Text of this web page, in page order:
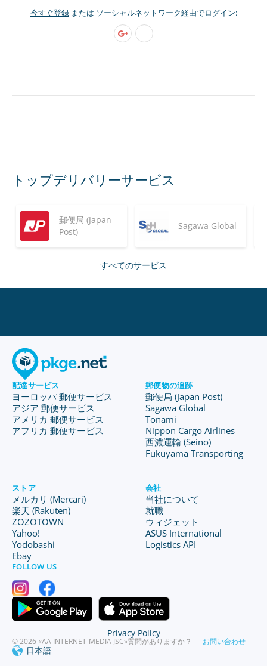
今すぐ登録または ソーシャルネットワーク経由でログイン:
トップデリバリーサービス
郵便局 (Japan
Post)
Sagawa Global
すべてのサービス
配達サービス
ヨーロッパ 郵便サービス
アジア 郵便サービス
アメリカ 郵便サービス
アフリカ 郵便サービス
郵便物の追跡
郵便局 (Japan Post)
Sagawa Global
Tonami
Nippon Cargo Airlines
西濃運輸 (Seino)
Fukuyama Transporting
ストア
メルカリ (Mercari)
楽天 (Rakuten)
ZOZOTOWN
Yahoo!
Yodobashi
Ebay
会社
当社について
就職
ウィジェット
ASUS International
Logistics API
FOLLOW US
© 2026 «AA INTERNET-MEDIA JSC»質問がありますか？ — お問い合わせ
日本語
Privacy Policy